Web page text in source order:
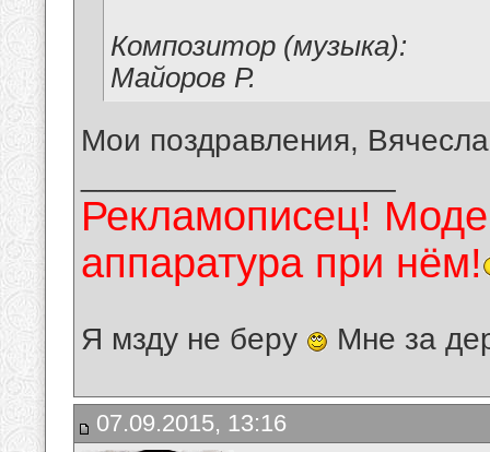
Композитор (музыка):
Майоров Р.
Мои поздравления,
Рекламописец!
аппаратура при нём!
Я мзду не беру Мне за
07.09.2015, 13:16